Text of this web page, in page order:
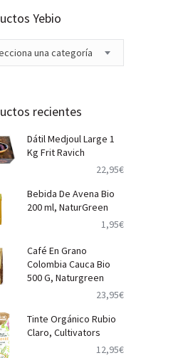
Yebio
una categoría
recientes
Dátil Medjoul Large 1
Kg Frit Ravich
22,95€
Bebida De Avena Bio
200 ml, NaturGreen
1,95€
Café En Grano
Colombia Cauca Bio
500 G, Naturgreen
23,95€
Tinte Orgánico Rubio
Claro, Cultivators
12,95€